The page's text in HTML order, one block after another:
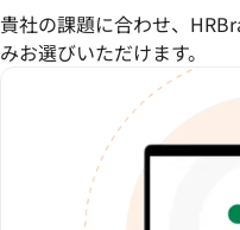
貴社の課題に合わせ、
みお選びいただけます。